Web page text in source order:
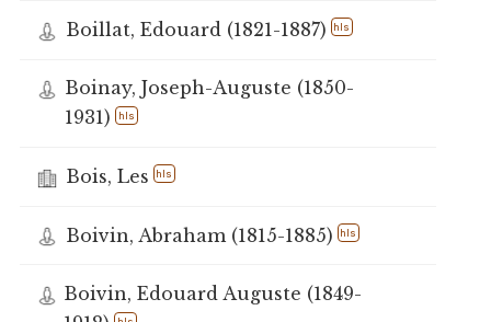
Boillat, Edouard (1821-1887) hls
Boinay, Joseph-Auguste (1850-
1931)
hls
Bois, Les hls
Boivin, Abraham (1815-1885) hls
Boivin, Edouard Auguste (1849-